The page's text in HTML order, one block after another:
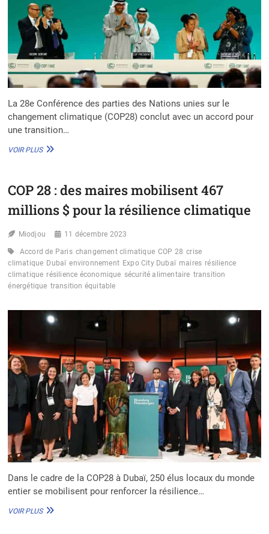
La 28e Conférence des parties des Nations unies sur le
changement climatique (COP28) conclut avec un accord pour
une transition…
VOIR PLUSCOP
ACCORD
HISTORIQUE
POUR
TRANSITION
MONDIALE
VERS
UN
AVENIR
ÉNERGIES
FOSSILES
2050
COP 28 : des maires mobilisent 467
millions $ pour la résilience climatique
Miodjou 11 décembre 2023
Accord de Paris changement climatique COP 28 crise
climatique Dubaï environnement Expo City Dubaï maires résilience
climatique résilience économique sécurité alimentaire transition
énergétique transition équitable
Dans le cadre de la COP28 à Dubaï, 250 élus locaux du monde
entier se mobilisent pour renforcer la résilience…
VOIR PLUSCOP